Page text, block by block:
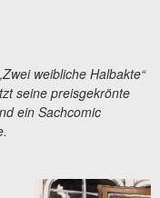
weibliche Halbakte“
seine preisgekrönte
ein Sachcomic